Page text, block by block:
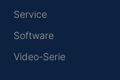
Service
Software
Video-Serie